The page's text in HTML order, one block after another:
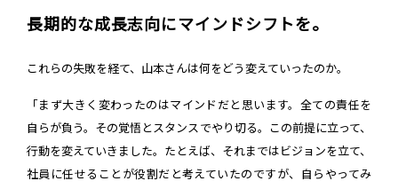
長期的な成長志向にマインドシフトを。
これらの失敗を経て、山本さんは何をどう変えていったのか。
「まず大きく変わったのはマインドだと思います。全ての責任を
自らが負う。その覚悟とスタンスでやり切る。この前提に立って、
行動を変えていきました。たとえば、それまではビジョンを立て、
社員に任せることが役割だと考えていたのですが、自らやってみ